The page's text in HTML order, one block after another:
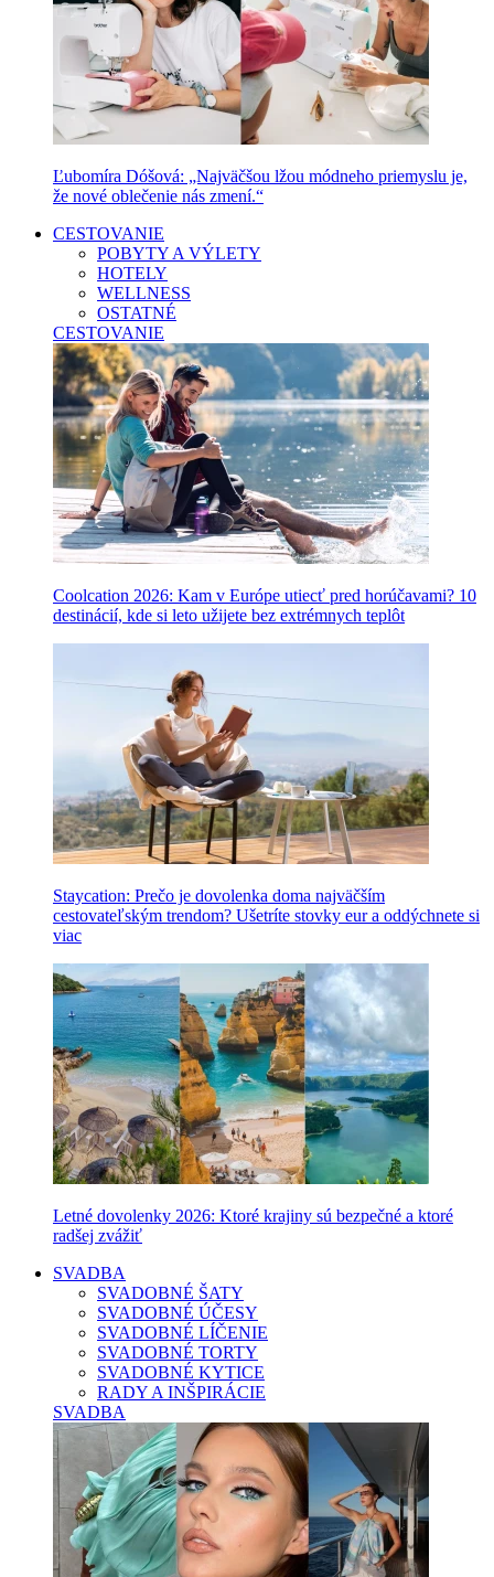
Ľubomíra Dóšová: „Najväčšou lžou módneho priemyslu je,
že nové oblečenie nás zmení.“
CESTOVANIE
POBYTY A VÝLETY
HOTELY
WELLNESS
OSTATNÉ
CESTOVANIE
Coolcation 2026: Kam v Európe utiecť pred horúčavami? 10
destinácií, kde si leto užijete bez extrémnych teplôt
Staycation: Prečo je dovolenka doma najväčším
cestovateľským trendom? Ušetríte stovky eur a oddýchnete si
viac
Letné dovolenky 2026: Ktoré krajiny sú bezpečné a ktoré
radšej zvážiť
SVADBA
SVADOBNÉ ŠATY
SVADOBNÉ ÚČESY
SVADOBNÉ LÍČENIE
SVADOBNÉ TORTY
SVADOBNÉ KYTICE
RADY A INŠPIRÁCIE
SVADBA